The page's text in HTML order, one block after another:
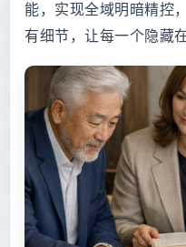
能，实现全域明暗精控
有细节，让每一个隐藏